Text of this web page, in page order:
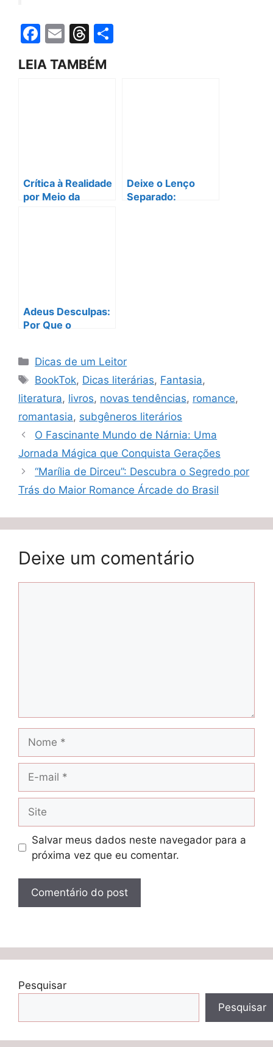
F
a
c
E
m
ai
T
hr
e
LEIA TAMBÉM
Crítica à Realidade
por Meio da
Deixe o Lenço
Separado:
Adeus Desculpas:
Por Que o
Silenciosa da
Leitura!
Categorias
Dicas de um Leitor
Tags
BookTok, Dicas literárias, Fantasia,
literatura, livros, novas tendências, romance,
romantasia, subgêneros literários
O Fascinante Mundo de Nárnia: Uma
Jornada Mágica que Conquista Gerações
“Marília de Dirceu”: Descubra o Segredo por
Trás do Maior Romance Árcade do Brasil
Deixe um comentário
mail
Salvar meus dados neste navegador para a
próxima vez que eu comentar.
Pesquisar
Pesquisar